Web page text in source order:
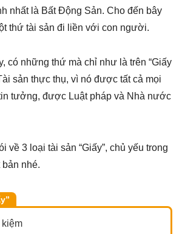
nhất là Bất Động Sản. Cho đến bây
thứ tài sản đi liền với con người.
có những thứ mà chỉ như là trên “Giấy
sản thực thụ, vì nó được tất cả mọi
tưởng, được Luật pháp và Nhà nước
về 3 loại tài sản “Giấy”, chủ yếu trong
nhé.